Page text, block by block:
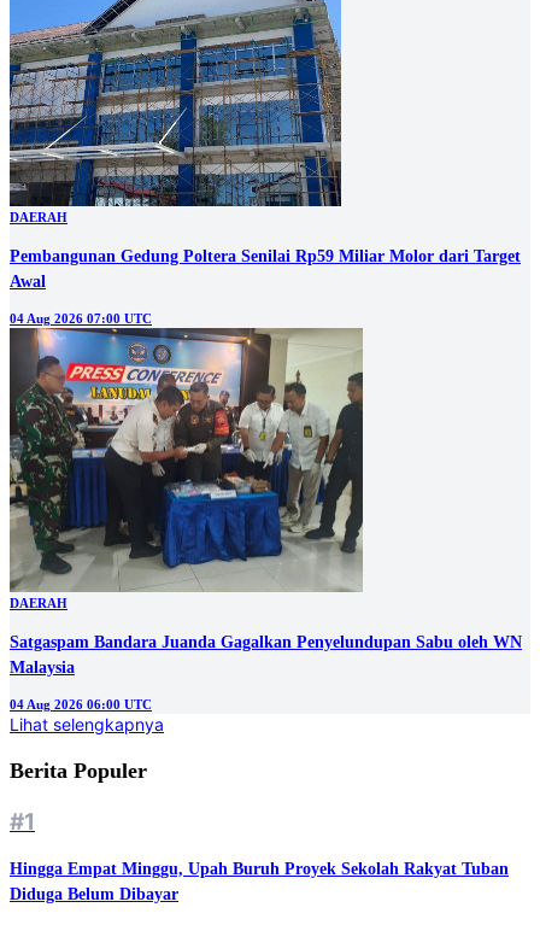
DAERAH
Pembangunan Gedung Poltera Senilai Rp59 Miliar Molor dari Target
Awal
04 Aug 2026 07:00 UTC
DAERAH
Satgaspam Bandara Juanda Gagalkan Penyelundupan Sabu oleh WN
Malaysia
04 Aug 2026 06:00 UTC
Lihat selengkapnya
Berita Populer
#1
Hingga Empat Minggu, Upah Buruh Proyek Sekolah Rakyat Tuban
Diduga Belum Dibayar